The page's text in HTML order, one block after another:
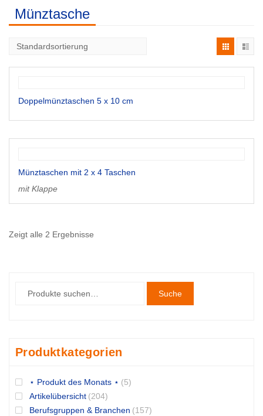
Münztasche
Doppelmünztaschen 5 x 10 cm
Münztaschen mit 2 x 4 Taschen
mit Klappe
Zeigt alle 2 Ergebnisse
Suche
Produktkategorien
⋆ Produkt des Monats ⋆ (5)
Artikelübersicht (204)
Berufsgruppen & Branchen (157)